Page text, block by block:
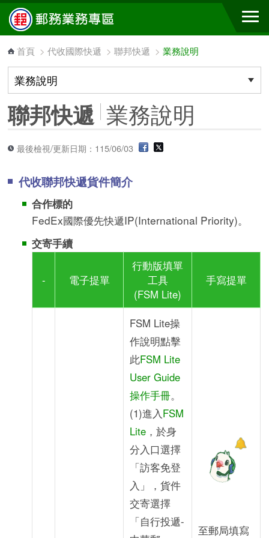
跳到主要內容區塊
首頁 >代收國際快遞 >聯邦快遞 >業務說明
聯邦快遞 業務說明
最後檢視/更新日期：115/06/03
代收聯邦快遞貨件簡介
合作標的
FedEx國際優先快遞IP(International Priority)。
交寄手續
- 電子提單
行動版填單
工具
(FSM Lite)
手寫提單
FSM Lite操
作說明點擊
此FSM Lite
User Guide
操作手冊。
(1)進入FSM
Lite ，於身
分入口選擇
「訪客免登
入」，貨件
交寄選擇
「自行投遞-
至郵局填寫